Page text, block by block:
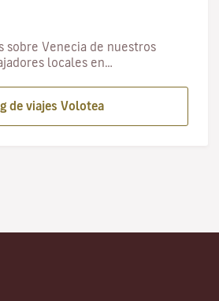
sobre Venecia de nuestros
locales en…
de viajes Volotea